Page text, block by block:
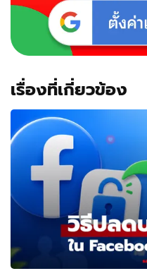
เรื่องที่เกี่ยวข้อง